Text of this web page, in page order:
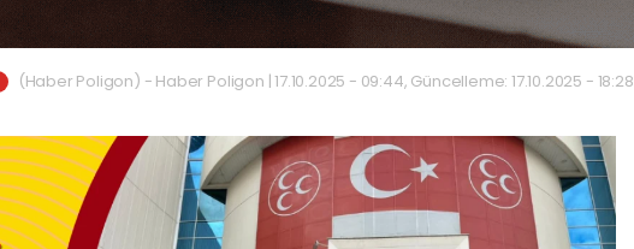
(Haber Poligon) - Haber Poligon | 17.10.2025 - 09:44, Güncelleme: 17.10.2025 - 18:28